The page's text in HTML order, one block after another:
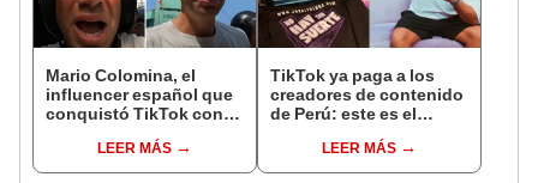
Mario Colomina, el
influencer español que
conquistó TikTok con
"Mi amor nació por la
gastronomía"
LEER MÁS
TikTok ya paga a los
creadores de contenido
de Perú: este es el
llegar a cobrar por 1.000
vistas
LEER MÁS